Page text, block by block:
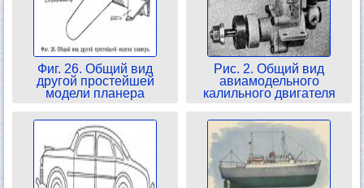
Фиг. 26. Общий вид
другой простейшей
модели планера
Рис. 2. Общий вид
авиамодельного
калильного двигателя